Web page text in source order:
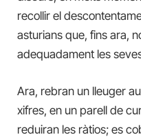
recollir el
asturians que, fins ara,
adequadament les
Ara, rebran un lleuger
xifres, en un parell de
reduiran les ràtios; es